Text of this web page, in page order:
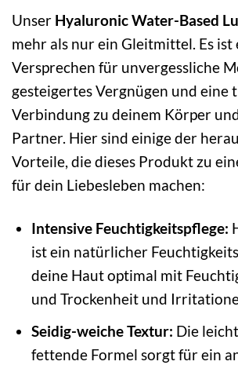
Unser Hyaluronic Water-Based
mehr als nur ein Gleitmittel. Es ist
Versprechen für unvergessliche
gesteigertes Vergnügen und eine
Verbindung zu deinem Körper
Partner. Hier sind einige der
Vorteile, die dieses Produkt zu
für dein Liebesleben machen:
Intensive Feuchtigkeitspflege:
ist ein natürlicher
deine Haut optimal mit
und Trockenheit und
Seidig-weiche Textur: Die
fettende Formel sorgt für ein